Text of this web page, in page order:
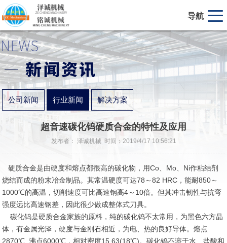
导航
公司新闻 行业新闻 解决方案
超音速碳化钨硬质合金的特性及应用
发布者： 泽诚机械 时间：2019/4/17 10:56:21
硬质合金是由硬度和熔点都很高的碳化物，用Co、Mo、Ni作粘结剂
烧结而成的粉末冶金制品。其常温硬度可达78～82 HRC，能耐850～
1000℃的高温，切削速度可比高速钢高4～10倍。但其冲击韧性与抗弯
强度远比高速钢差，因此很少做成整体式刀具。
碳化钨是硬质合金家族的原料，纯的碳化钨不太常用，为黑色六方晶
体，有金属光泽，硬度与金刚石相近，为电、热的良好导体。熔点
2870℃, 沸点6000℃，相对密度15.63(18℃)。碳化钨不溶于水、盐酸和